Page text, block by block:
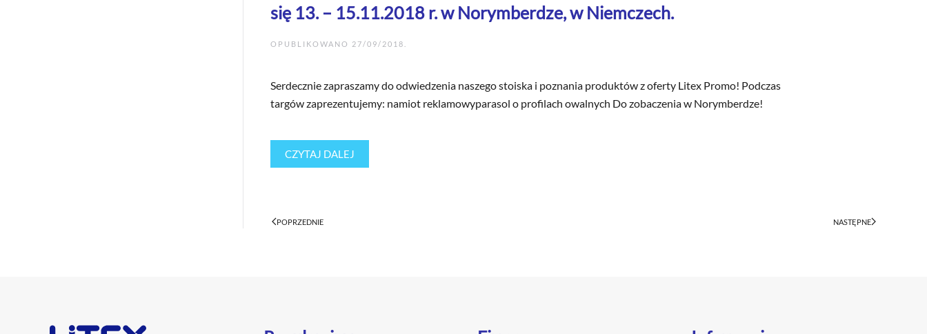
się 13. – 15.11.2018 r. w Norymberdze, w Niemczech.
OPUBLIKOWANO 27/09/2018
Serdecznie zapraszamy do odwiedzenia naszego stoiska i poznania produktów z oferty Litex Promo! Podczas
targów zaprezentujemy: namiot reklamowyparasol o profilach owalnych Do zobaczenia w Norymberdze!
CZYTAJ DALEJ
POPRZEDNIE NASTĘPNE